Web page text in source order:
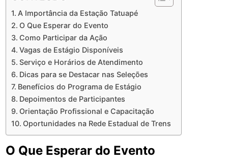
A Importância da Estação Tatuapé
O Que Esperar do Evento
Como Participar da Ação
Vagas de Estágio Disponíveis
Serviço e Horários de Atendimento
Dicas para se Destacar nas Seleções
Benefícios do Programa de Estágio
Depoimentos de Participantes
Orientação Profissional e Capacitação
Oportunidades na Rede Estadual de Trens
O Que Esperar do Evento